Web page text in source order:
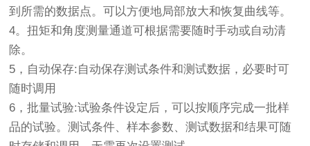
到所需的数据点。可以方便地局部放大和恢复曲线等。
4。扭矩和角度测量通道可根据需要随时手动或自动清
除。
5，自动保存:自动保存测试条件和测试数据，必要时可
随时调用
6，批量试验:试验条件设定后，可以按顺序完成一批样
品的试验。测试条件、样本参数、测试数据和结果可随